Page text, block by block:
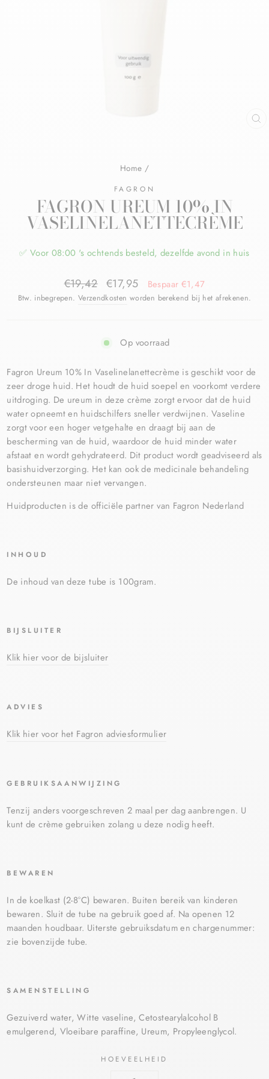
Home /
FAGRON
FAGRON UREUM 10% IN
VASELINELANETTECRÈME
✅ Voor 08:00 's ochtends besteld, dezelfde avond in huis
€19,42 €17,95 Bespaar €1,47
Btw. inbegrepen. Verzendkosten worden berekend bij het afrekenen.
Op voorraad
Fagron Ureum 10% In Vaselinelanettecrème is geschikt voor de
zeer droge huid. Het houdt de huid soepel en voorkomt verdere
uitdroging. De ureum in deze crème zorgt ervoor dat de huid
water opneemt en huidschilfers sneller verdwijnen. Vaseline
zorgt voor een hoger vetgehalte en draagt bij aan de
bescherming van de huid, waardoor de huid minder water
afstaat en wordt gehydrateerd. Dit product wordt geadviseerd als
basishuidverzorging. Het kan ook de medicinale behandeling
ondersteunen maar niet vervangen.
Huidproducten is de officiële partner van Fagron Nederland
INHOUD
De inhoud van deze tube is 100gram.
BIJSLUITER
Klik hier voor de bijsluiter
ADVIES
Klik hier voor het Fagron adviesformulier
GEBRUIKSAANWIJZING
Tenzij anders voorgeschreven 2 maal per dag aanbrengen. U
kunt de crème gebruiken zolang u deze nodig heeft.
BEWAREN
In de koelkast (2-8°C) bewaren. Buiten bereik van kinderen
bewaren. Sluit de tube na gebruik goed af. Na openen 12
maanden houdbaar. Uiterste gebruiksdatum en chargenummer:
zie bovenzijde tube.
SAMENSTELLING
Gezuiverd water, Witte vaseline, Cetostearylalcohol B
emulgerend, Vloeibare paraffine, Ureum, Propyleenglycol.
HOEVEELHEID